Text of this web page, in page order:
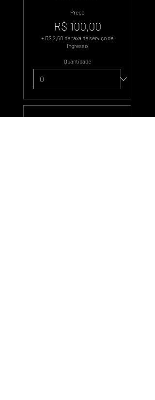
Preço
R$ 100,00
+ R$ 2,50 de taxa de serviço de
ingresso
Quantidade